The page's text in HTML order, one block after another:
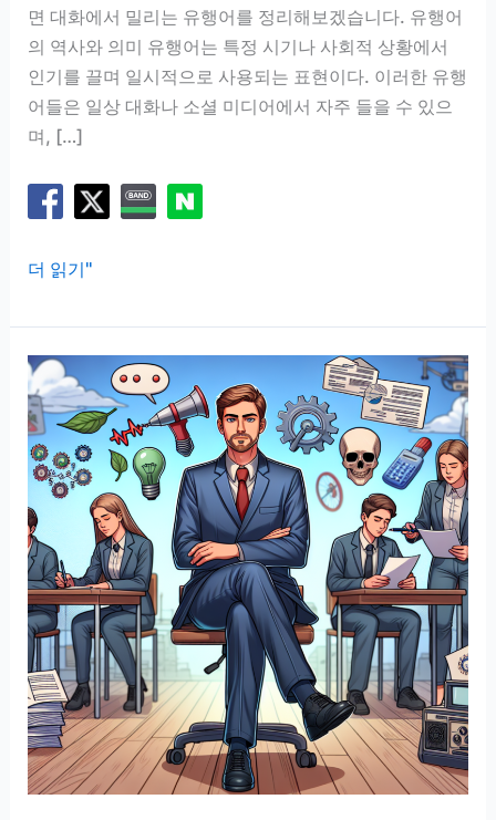
면 대화에서 밀리는 유행어를 정리해보겠습니다. 유행어
의 역사와 의미 유행어는 특정 시기나 사회적 상황에서
인기를 끌며 일시적으로 사용되는 표현이다. 이러한 유행
어들은 일상 대화나 소셜 미디어에서 자주 들을 수 있으
며, […]
유
어
정
리,
모
르
면
대
화
에
서
밀
리
는
느
낌
이
더 읽기"